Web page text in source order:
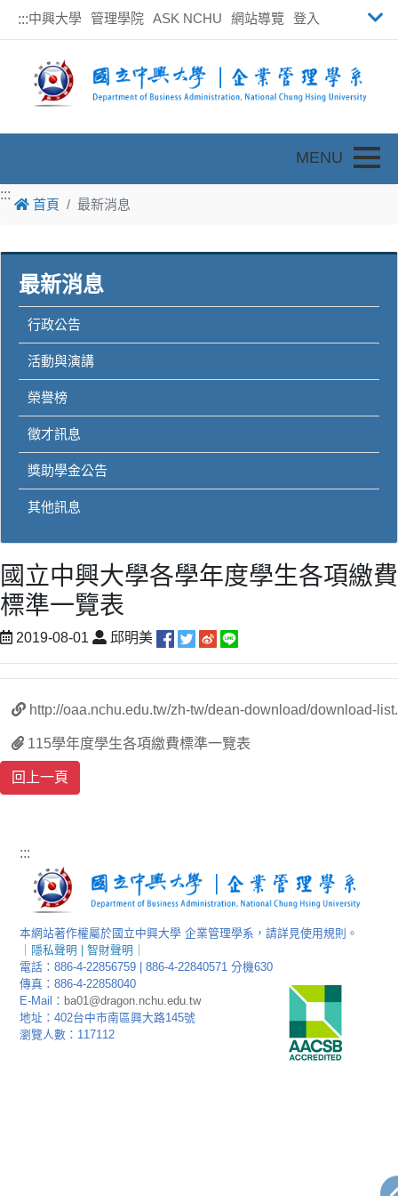
:::中興大學 管理學院 ASK NCHU 網站導覽 登入
:::
首頁 最新消息
最新消息
行政公告
活動與演講
榮譽榜
徵才訊息
獎助學金公告
其他訊息
國立中興大學各學年度學生各項繳費
標準一覽表
2019-08-01 邱明美
http://oaa.nchu.edu.tw/zh-tw/dean-download/download-
115學年度學生各項繳費標準一覽表
:::
本網站著作權屬於國立中興大學 企業管理學系，請詳見使用規則。
隱私聲明 |智財聲明
電話：886-4-22856759 | 886-4-22840571 分機630
傳真：886-4-22858040
E-Mail： ba01@dragon.nchu.edu.tw
地址：402台中市南區興大路145號
瀏覽人數：117112